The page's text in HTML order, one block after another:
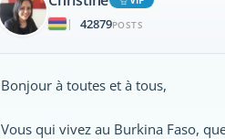
|
42879POSTS
Bonjour à toutes et à tous,
Vous qui vivez au Burkina Faso,